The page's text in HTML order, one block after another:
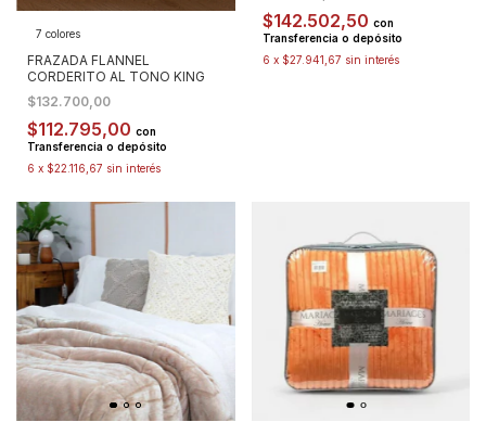
7 colores
FRAZADA FLANNEL
CORDERITO AL TONO KING
$132.700,00
$112.795,00 con
Transferencia o depósito
6 x $22.116,67 sin interés
$142.502,50 con
Transferencia o depósito
6 x $27.941,67 sin interés